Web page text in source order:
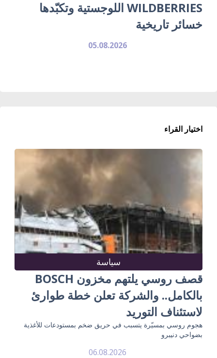
WILDBERRIES اللوجستية وتكبّدها
خسائر تاريخية
05.08.2026
اختيار القراء
سياسة
قصف روسي يلتهم مخزون BOSCH
بالكامل.. والشركة تعلن خطة طوارئ
لاستئناف التوريد
هجوم روسي بمسيّرة يتسبب في حريق ضخم بمستودعات للأغذية
بضواحي دنيبرو
06.08.2026